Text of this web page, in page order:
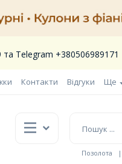
Telegram +380506989171
Контакти Відгуки Ще
Позолота |